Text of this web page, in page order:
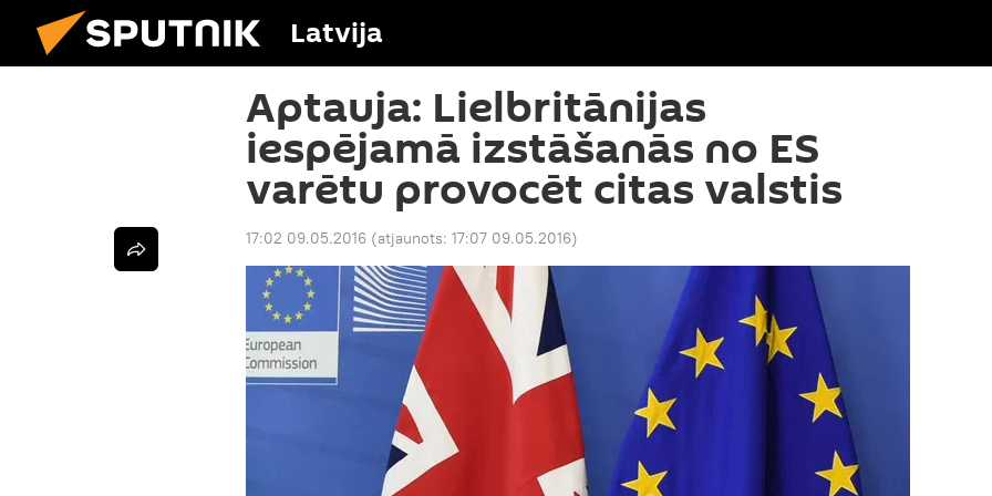
Latvija
Aptauja: Lielbritānijas
iespējamā izstāšanās no ES
varētu provocēt citas valstis
17:02 09.05.2016 (atjaunots: 17:07 09.05.2016)